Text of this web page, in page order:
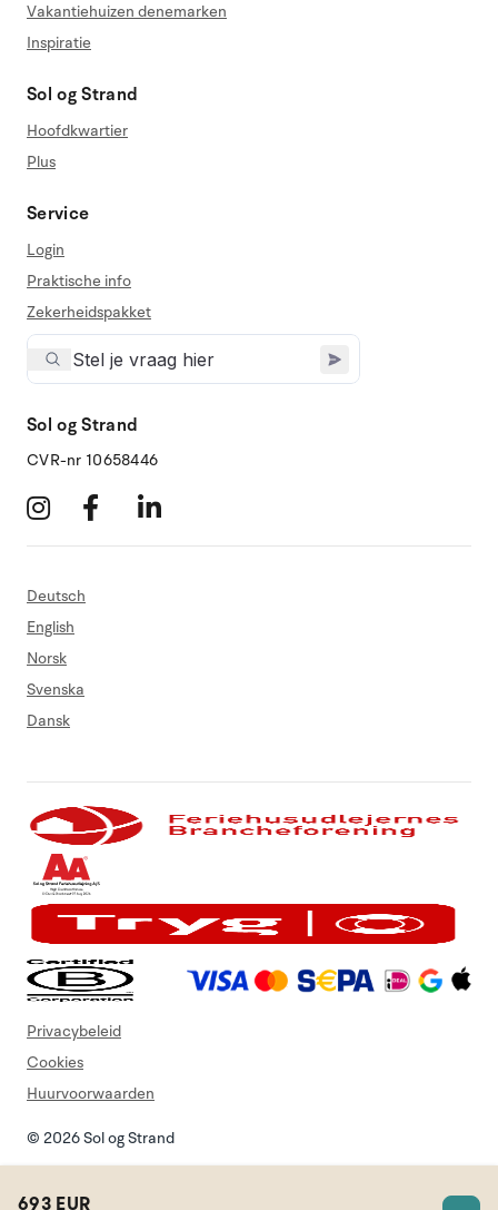
693 EUR
Vakantiehuizen denemarken
Inspiratie
Sol og Strand
Hoofdkwartier
Plus
Service
Login
Praktische info
Zekerheidspakket
Sol og Strand
CVR-nr 10658446
Deutsch
English
Norsk
Svenska
Dansk
© 2026 Sol og Strand
Privacybeleid
Cookies
Huurvoorwaarden